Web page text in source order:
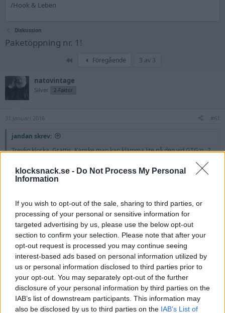
klocksnack.se - Do Not Process My Personal
Information
If you wish to opt-out of the sale, sharing to third parties, or
processing of your personal or sensitive information for
targeted advertising by us, please use the below opt-out
section to confirm your selection. Please note that after your
opt-out request is processed you may continue seeing
interest-based ads based on personal information utilized by
us or personal information disclosed to third parties prior to
your opt-out. You may separately opt-out of the further
disclosure of your personal information by third parties on the
IAB’s list of downstream participants. This information may
also be disclosed by us to third parties on the IAB’s List of
/Hook & Leben
Diskussion
Paketöppning nr. 1!
Först Föregående 3 av 3
natovintage
Silver 2-Faktor
31 Januari 2016 #61
jandan skrev:
Trevlig klocka, Grattis. Kanske man kan klämma lite på den vid GTG:n...?
Det är väl självklart! Har "bara" den att ta med!
31 Januari 2016
Kasparov skrev:
Bra val, Breitlingen ser gedigen ut.
Tack! Breitling är självklara valet!
jandan
Silver